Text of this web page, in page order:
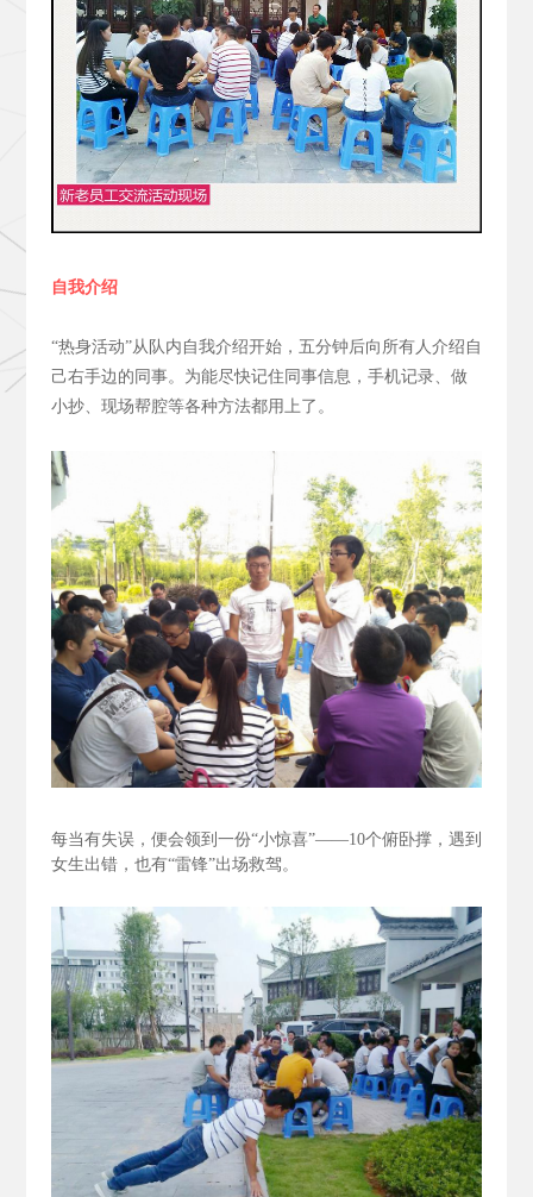
自我介绍
“热身活动”从队内自我介绍开始，五分钟后向所有人介绍自
己右手边的同事。为能尽快记住同事信息，手机记录、做
小抄、现场帮腔等各种方法都用上了。
每当有失误，便会领到一份“小惊喜”——10个俯卧撑，遇到
女生出错，也有“雷锋”出场救驾。